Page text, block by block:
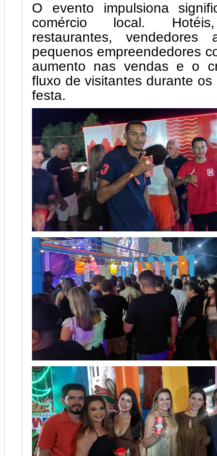
O evento impulsiona
comércio local.
restaurantes, vendedores
pequenos empreendedores
aumento nas vendas e o
fluxo de visitantes durante
festa.